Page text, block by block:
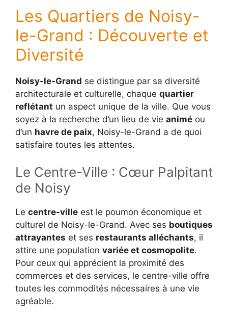
Les Quartiers de Noisy-
le-Grand : Découverte et
Diversité
Noisy-le-Grand se distingue par sa diversité
architecturale et culturelle, chaque quartier
reflétant un aspect unique de la ville. Que vous
soyez à la recherche d’un lieu de vie animé ou
d’un havre de paix, Noisy-le-Grand a de quoi
satisfaire toutes les attentes.
Le Centre-Ville : Cœur Palpitant
de Noisy
Le centre-ville est le poumon économique et
culturel de Noisy-le-Grand. Avec ses boutiques
attrayantes et ses restaurants alléchants, il
attire une population variée et cosmopolite.
Pour ceux qui apprécient la proximité des
commerces et des services, le centre-ville offre
toutes les commodités nécessaires à une vie
agréable.